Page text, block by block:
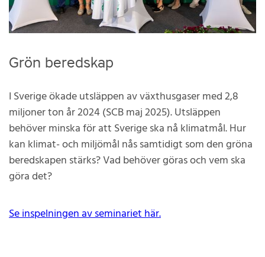
Grön beredskap
I Sverige ökade utsläppen av växthusgaser med 2,8
miljoner ton år 2024 (SCB maj 2025). Utsläppen
behöver minska för att Sverige ska nå klimatmål. Hur
kan klimat- och miljömål nås samtidigt som den gröna
beredskapen stärks? Vad behöver göras och vem ska
göra det?
Se inspelningen av seminariet här.